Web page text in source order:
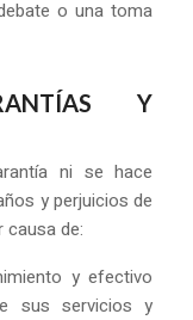
o una toma
Y
ni se hace
y perjuicios de
causa de:
y efectivo
sus servicios y